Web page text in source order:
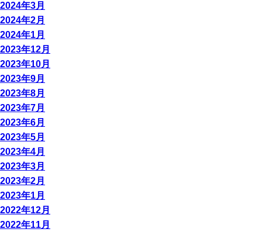
2024年3月
2024年2月
2024年1月
2023年12月
2023年10月
2023年9月
2023年8月
2023年7月
2023年6月
2023年5月
2023年4月
2023年3月
2023年2月
2023年1月
2022年12月
2022年11月